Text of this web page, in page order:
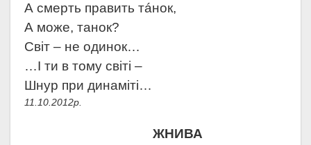
А смерть править тáнок,
А може, танок?
Світ – не одинок…
…І ти в тому світі –
Шнур при динаміті…
11.10.2012р.
ЖНИВА